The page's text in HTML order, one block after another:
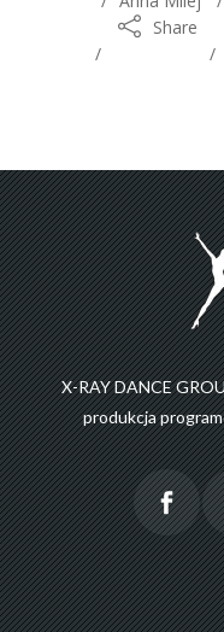
Share
X-RAY DANCE
produkcja